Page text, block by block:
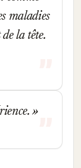
maladies
la tête.